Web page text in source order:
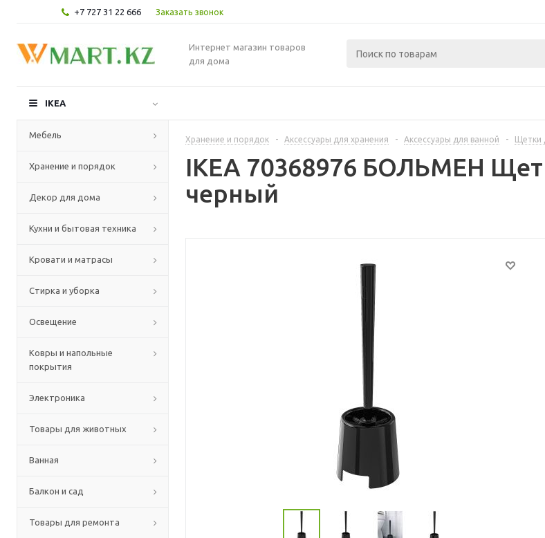
+7 727 31 22 666 Заказать звонок
Интернет магазин товаров
для дома
IKEA
Мебель
Хранение и порядок
Декор для дома
Кухни и бытовая техника
Кровати и матрасы
Стирка и уборка
Освещение
Ковры и напольные
покрытия
Электроника
Товары для животных
Ванная
Балкон и сад
Товары для ремонта
Хранение и порядок - Аксессуары для хранения - Аксессуары для ванной - Щетки
IKEA 70368976 БОЛЬМЕН
черный